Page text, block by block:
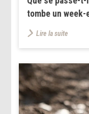
tombe un
Lire la suite